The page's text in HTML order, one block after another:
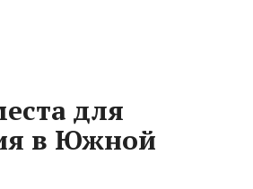
для
в Южной